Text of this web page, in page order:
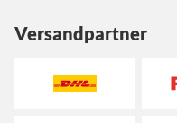
Versandpartner